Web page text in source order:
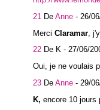
21 De Anne - 26/
Merci Claramar ,
22 De K - 27/06/
Oui, je ne voulais
23 De Anne - 29/
K, encore 10 jours